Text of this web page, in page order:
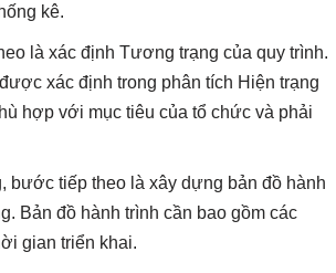
kê.
là xác định Tương trạng của quy trình.
xác định trong phân tích Hiện trạng
hợp với mục tiêu của tổ chức và phải
tiếp theo là xây dựng bản đồ hành
Bản đồ hành trình cần bao gồm các
gian triển khai.